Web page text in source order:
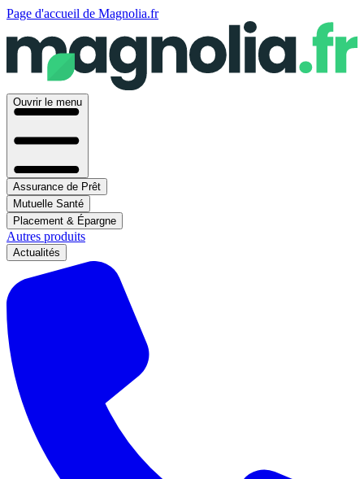
Page d'accueil de Magnolia.fr
Ouvrir le menu
Assurance de Prêt
Mutuelle Santé
Placement & Épargne
Autres produits
Actualités